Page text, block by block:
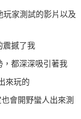
家測試的影片以及
震撼了我
都深深吸引著我
來玩的
會開野蠻人出來測